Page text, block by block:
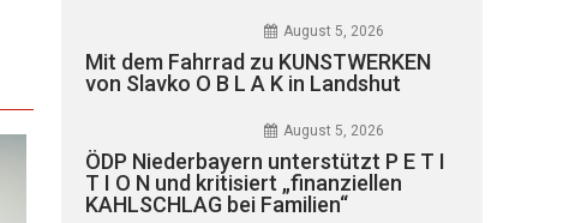
August 5, 2026
Mit dem Fahrrad zu KUNSTWERKEN
von Slavko O B L A K in Landshut
August 5, 2026
ÖDP Niederbayern unterstützt P E T I
T I O N und kritisiert „finanziellen
KAHLSCHLAG bei Familien“